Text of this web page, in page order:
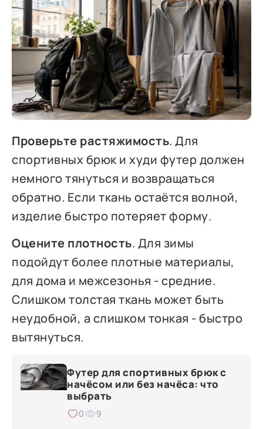
Проверьте растяжимость. Для
спортивных брюк и худи футер должен
немного тянуться и возвращаться
обратно. Если ткань остаётся волной,
изделие быстро потеряет форму.
Оцените плотность. Для зимы
подойдут более плотные материалы,
для дома и межсезонья - средние.
Слишком толстая ткань может быть
неудобной, а слишком тонкая - быстро
вытянуться.
Футер для спортивных брюк с
начёсом или без начёса: что
выбрать
0 9